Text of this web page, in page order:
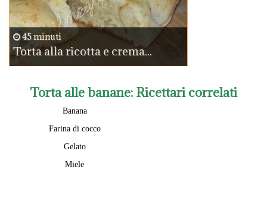
45 minuti
Torta alla ricotta e crema...
Torta alle banane: Ricettari correlati
Banana
Farina di cocco
Gelato
Miele